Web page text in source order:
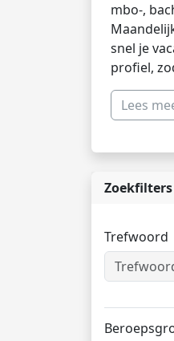
mbo-,
snel je
profiel,
Lees
Zoekfilters
Trefwoord